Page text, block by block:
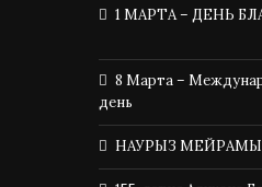
1 МАРТА – ДЕНЬ
8 Марта –
день
НАУРЫЗ МЕЙРАМЫ